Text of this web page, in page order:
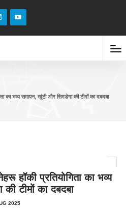
का भव्य समापन, खूंटी और सिमडेगा की टीमों का दबदबा
हॉकी प्रतियोगिता का भव्य
टीमों का दबदबा
2025